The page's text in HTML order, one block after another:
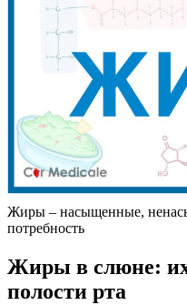
Жиры – насыщенные,
потребность
Жиры в слюне: их
полости рта